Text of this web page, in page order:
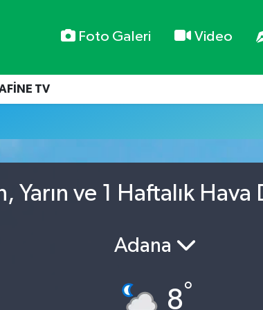
Foto Galeri Video
TV
Yarın ve 1 Haftalık
Adana
8°